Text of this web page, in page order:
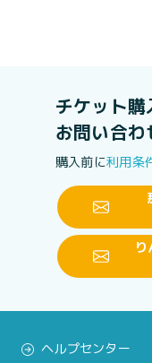
チケット購
お問い合わ
購入前に利用条
ヘルプセンター